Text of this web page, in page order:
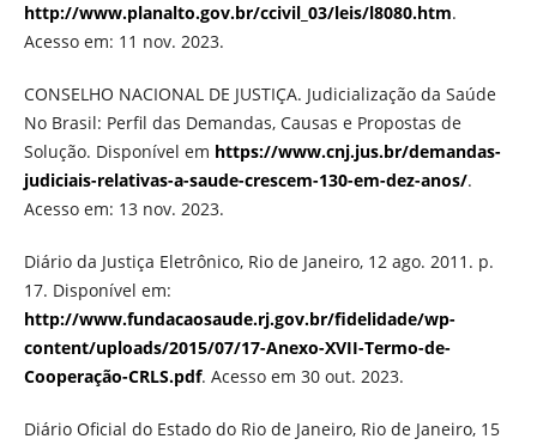
http://www.planalto.gov.br/ccivil_03/leis/l8080.htm.
Acesso em: 11 nov. 2023.
CONSELHO NACIONAL DE JUSTIÇA. Judicialização da Saúde
No Brasil: Perfil das Demandas, Causas e Propostas de
Solução. Disponível em https://www.cnj.jus.br/demandas-
judiciais-relativas-a-saude-crescem-130-em-dez-anos/.
Acesso em: 13 nov. 2023.
Diário da Justiça Eletrônico, Rio de Janeiro, 12 ago. 2011. p.
17. Disponível em:
http://www.fundacaosaude.rj.gov.br/fidelidade/wp-
content/uploads/2015/07/17-Anexo-XVII-Termo-de-
Cooperação-CRLS.pdf. Acesso em 30 out. 2023.
Diário Oficial do Estado do Rio de Janeiro, Rio de Janeiro, 15